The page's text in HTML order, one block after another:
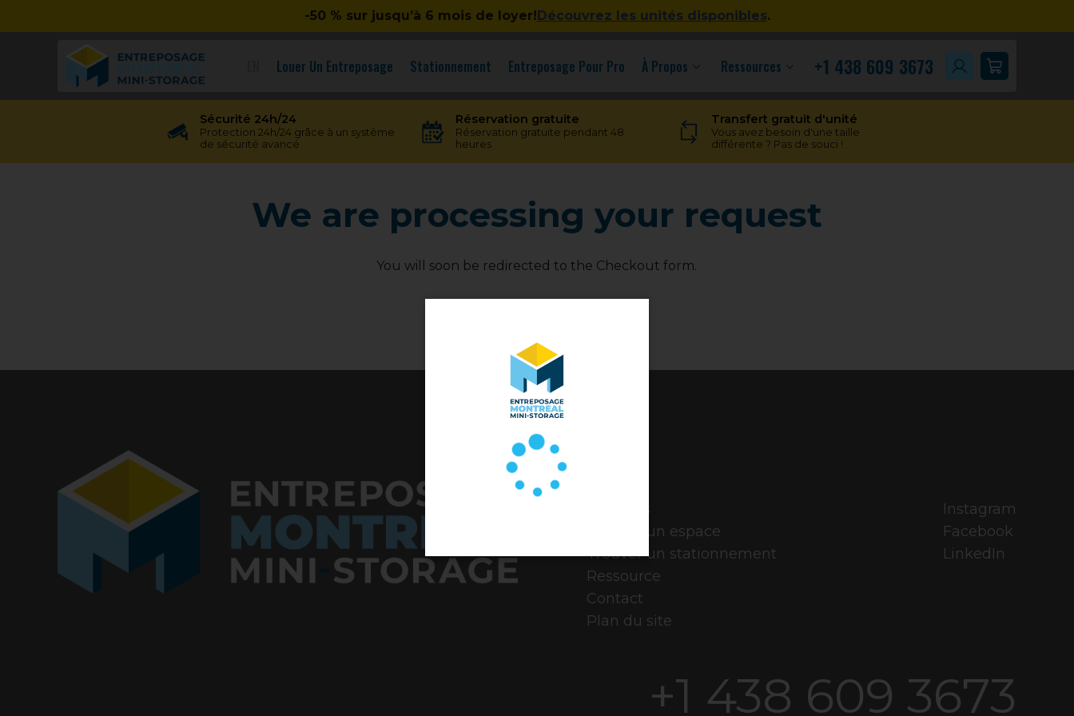
-50 % sur jusqu’à 6 mois de loyer!Découvrez les unités disponibles.
Louer Un Entreposage Stationnement Entreposage Pour Pro À Propos Ressources +1 438 609 3673
Sécurité 24h/24
Protection 24h/24 grâce à un système
de sécurité avancé
Réservation gratuite
Réservation gratuite pendant 48
heures
Transfert gratuit d'unité
Vous avez besoin d'une taille
différente ? Pas de souci !
We are processing your request
You will soon be redirected to the Checkout form.
À propos
Trouver un espace
Trouver un stationnement
Ressource
Contact
Plan du site
Instagram
Facebook
LinkedIn
+1 438 609 3673